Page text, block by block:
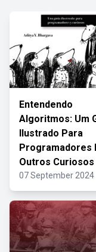
Entendendo
Algoritmos: Um
Ilustrado Para
Programadores
Outros Curiosos
07 September 2024